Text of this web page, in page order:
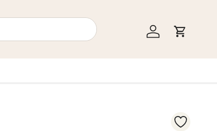
Bejelentkezés
Kosár